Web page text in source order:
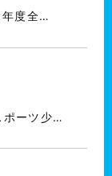
度全…
ポーツ少…